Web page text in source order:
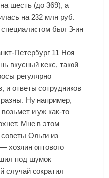
шесть (до 369), а
на 232 млн руб.
был З-ин
Петербург 11 Ноя
вкусный кекс, такой
регулярно
и ответы сотрудников
Ну например,
и уж как-то
Мне в этом
Ольги из
хозяин оптового
под шумок
случай сократил